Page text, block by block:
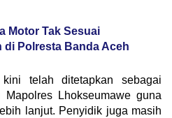
Motor Tak Sesuai
Polresta Banda Aceh
telah ditetapkan sebagai
Lhokseumawe guna
lanjut. Penyidik juga masih